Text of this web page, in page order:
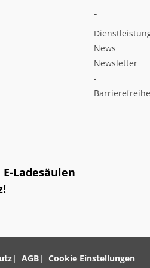
-
News
Newsletter
-
Ladesäulen
AGB Cookie Einstellungen